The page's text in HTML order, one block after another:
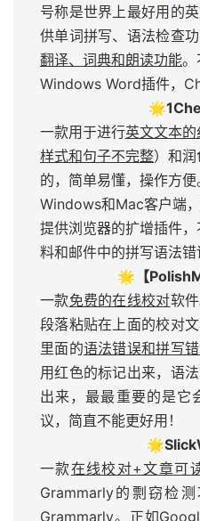
号称是世界上最好用的
供单词拼写、语法检查
翻译、词典和朗读功能。
Windows Word插件，
🌟
一款用于进行英文文本
样式和句子不完整）和
的，简单易懂，操作方便
Windows和Mac客户端
提供浏览器的扩增插件
料和邮件中的拼写语法错
🌟【
一款免费的在线校对软
段落粘贴在上面的校对
里面的语法错误和拼写
用红色的标记出来，语
出来，最最重要的是它
议，简直不能更好用！
一款在线校对+文章可
Grammarly的剽窃检
Grammarly。正如